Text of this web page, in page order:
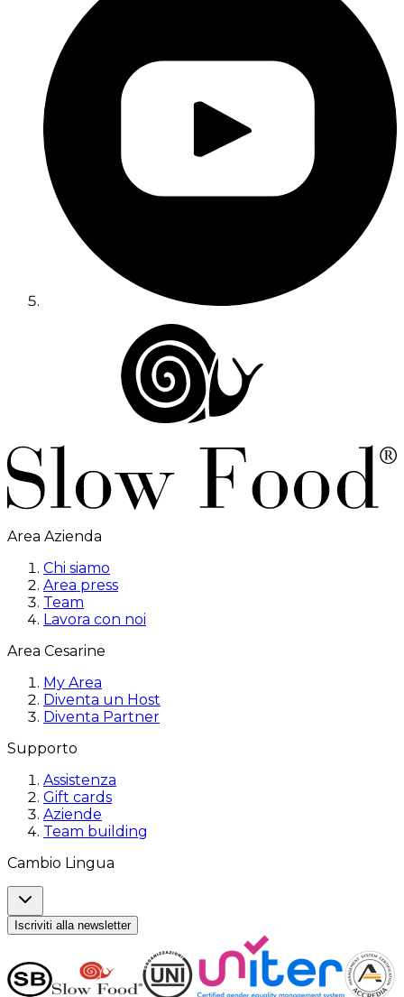
Area Azienda
Chi siamo
Area press
Team
Lavora con noi
Area Cesarine
My Area
Diventa un Host
Diventa Partner
Supporto
Assistenza
Gift cards
Aziende
Team building
Cambio Lingua
Iscriviti alla newsletter